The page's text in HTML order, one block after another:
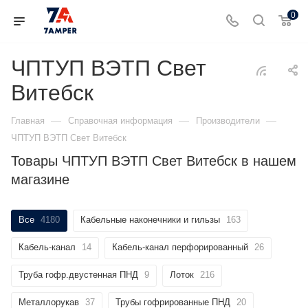
0
ЧПТУП ВЭТП Свет
Витебск
Главная — Справочная информация — Производители —
ЧПТУП ВЭТП Свет Витебск
Товары ЧПТУП ВЭТП Свет Витебск в нашем
магазине
Все 4180 Кабельные наконечники и гильзы 163
Кабель-канал 14 Кабель-канал перфорированный 26
Труба гофр.двустенная ПНД 9 Лоток 216
Металлорукав 37 Трубы гофрированные ПНД 20